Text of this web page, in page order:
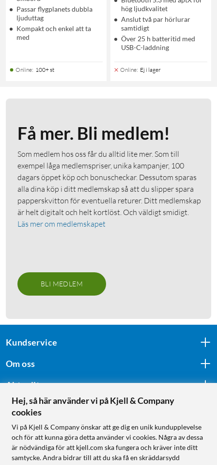
Passar flygplanets dubbla
ljuduttag
Kompakt och enkel att ta
med
Online: 100+ st
hög ljudkvalitet
Anslut två par hörlurar
samtidigt
Över 25 h batteritid med
USB-C-laddning
Online: Ej i lager
Få mer. Bli medlem!
Som medlem hos oss får du alltid lite mer. Som till
exempel låga medlemspriser, unika kampanjer, 100
dagars öppet köp och bonuscheckar. Dessutom sparas
alla dina köp i ditt medlemskap så att du slipper spara
papperskvitton för eventuella returer. Ditt medlemskap
är helt digitalt och helt kortlöst. Och väldigt smidigt.
Läs mer om medlemskapet
BLI MEDLEM
Kundservice
Om oss
Aktuellt
Följ oss
Handla från:
Hej, så här använder vi på Kjell & Company
cookies
Vi på Kjell & Company önskar att ge dig en unik kundupplevelse
och för att kunna göra detta använder vi cookies. Några av dessa
är nödvändiga för att kjell.com ska fungera och kräver inte ditt
samtycke. Andra bidrar till att du ska få en skräddarsydd